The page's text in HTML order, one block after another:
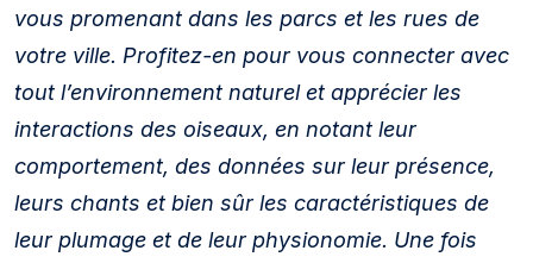
vous promenant dans les parcs et les rues de
votre ville. Profitez-en pour vous connecter avec
tout l’environnement naturel et apprécier les
interactions des oiseaux, en notant leur
comportement, des données sur leur présence,
leurs chants et bien sûr les caractéristiques de
leur plumage et de leur physionomie. Une fois